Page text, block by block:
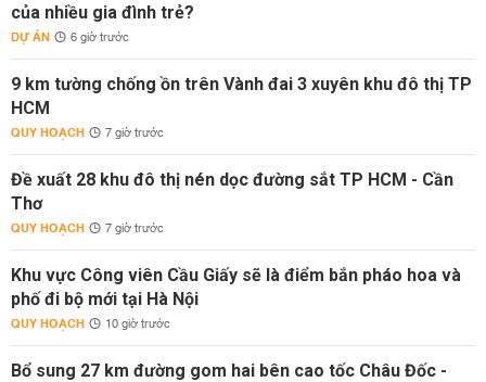
của nhiều gia đình trẻ?
DỰ ÁN 6 giờ trước
9 km tường chống ồn trên Vành đai 3 xuyên khu đô thị TP
HCM
QUY HOẠCH 7 giờ trước
Đề xuất 28 khu đô thị nén dọc đường sắt TP HCM - Cần
Thơ
QUY HOẠCH 7 giờ trước
Khu vực Công viên Cầu Giấy sẽ là điểm bắn pháo hoa và
phố đi bộ mới tại Hà Nội
QUY HOẠCH 10 giờ trước
Bổ sung 27 km đường gom hai bên cao tốc Châu Đốc -